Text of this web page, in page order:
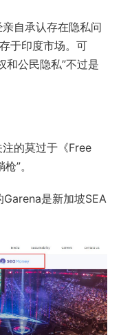
自承认存在隐私问
于印度市场。可
和公民隐私”不过是
的莫过于《Free
”。
是新加坡SEA